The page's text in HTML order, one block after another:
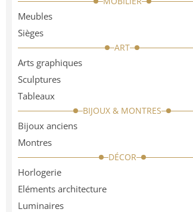
Meubles
Sièges
ART
Arts graphiques
Sculptures
Tableaux
BIJOUX & MONTRES
Bijoux anciens
Montres
DÉCOR
Horlogerie
Eléments architecture
Luminaires